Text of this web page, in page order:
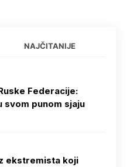
NAJČITANIJE
Federacije:
svom punom sjaju
ekstremista koji